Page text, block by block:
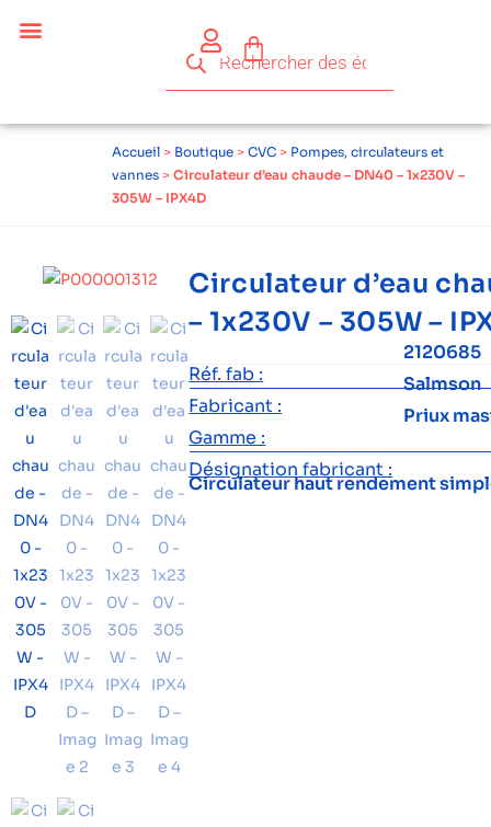
Accueil > Boutique > CVC > Pompes, circulateurs et
vannes > Circulateur d’eau chaude – DN40 – 1x230V –
305W – IPX4D
Circulateur d’eau
– 1x230V – 305W –
Réf. fab :
2120685
Fabricant :
Salmson
Gamme :
Priux
Désignation fabricant :
Circulateur haut rendement